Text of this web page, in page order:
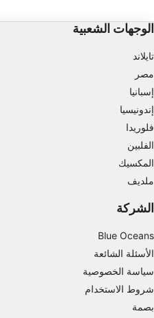
الوجهات الشعبية
تايلاند
مصر
إسبانيا
إندونيسيا
فلوريدا
الفلبين
المكسيك
ملديف
الشركة
Blue Oceans
الأسئلة الشائعة
سياسة الخصوصية
شروط الاستخدام
بصمة
أغراض المعالجة غير المتعلقة بـ IAB: